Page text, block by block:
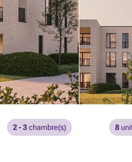
2 - 3chambre(s) 8